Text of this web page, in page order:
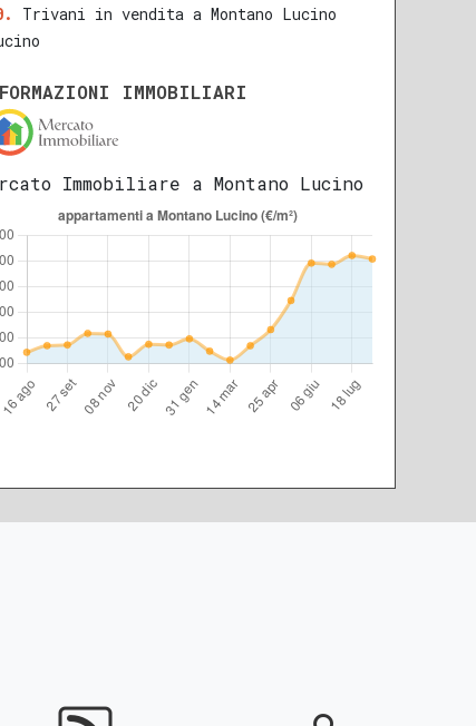
Trivani in vendita a Montano Lucino
IMMOBILIARI
Immobiliare a Montano Lucino